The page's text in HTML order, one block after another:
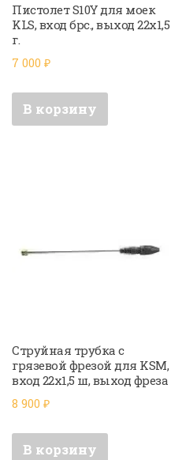
Пистолет S10Y для моек
KLS, вход брс., выход 22х1,5
г.
7 000 ₽
В корзину
Струйная трубка с
грязевой фрезой для KSM,
вход 22х1,5 ш, выход фреза
8 900 ₽
В корзину